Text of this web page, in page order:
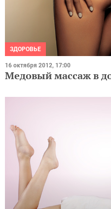
ЗДОРОВЬЕ
16 октября 2012, 17:00
Медовый массаж в